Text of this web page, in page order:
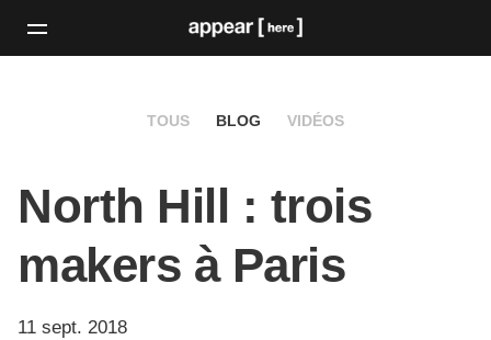
TOUS BLOG VIDÉOS
North Hill : trois
makers à Paris
11 sept. 2018